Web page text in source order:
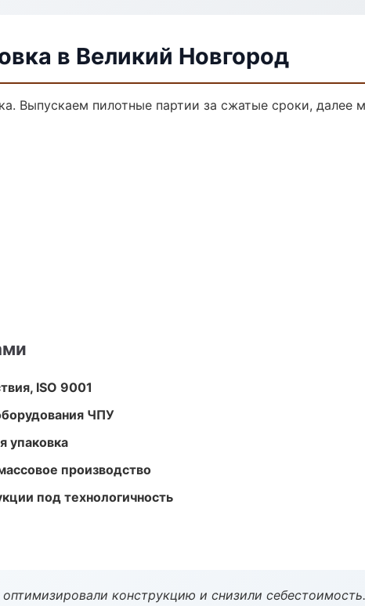
в Великий Новгород
Выпускаем пилотные партии за сжатые сроки, далее
ISO 9001
ЧПУ
упаковка
производство
под технологичность
конструкцию и снизили себестоимость.